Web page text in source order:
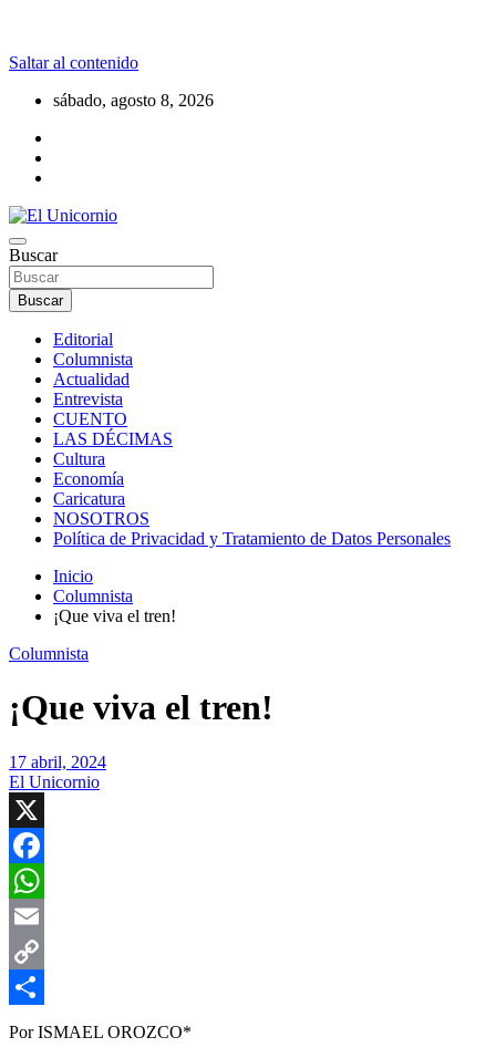
Saltar al contenido
sábado, agosto 8, 2026
El Unicornio
La realidad supera la fantasía
Buscar
Buscar
Editorial
Columnista
Actualidad
Entrevista
CUENTO
LAS DÉCIMAS
Cultura
Economía
Caricatura
NOSOTROS
Política de Privacidad y Tratamiento de Datos Personales
Inicio
Columnista
¡Que viva el tren!
Columnista
¡Que viva el tren!
17 abril, 2024
El Unicornio
X
Facebook
WhatsApp
Email
Copy
Link
Compartir
Por ISMAEL OROZCO*